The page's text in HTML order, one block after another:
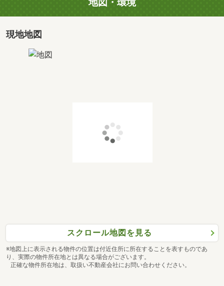
現地地図
スクロール地図を見る
※地図上に表示される物件の位置は付近住所に所在することを表すものであ
り、実際の物件所在地とは異なる場合がございます。
正確な物件所在地は、取扱い不動産会社にお問い合わせください。